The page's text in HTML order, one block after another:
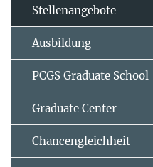
Stellenangebote
Ausbildung
PCGS Graduate School
Graduate Center
Chancengleichheit